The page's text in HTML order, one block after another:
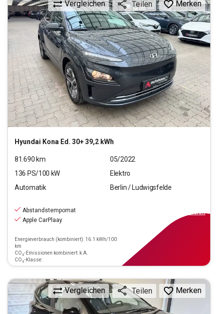
Hyundai Kona Ed. 30+ 39,2 kWh
Vergleichen Teilen Merken
81.690 km
05/2022
136 PS/100 kW
Elektro
Automatik
Berlin / Ludwigsfelde
Abstandstempomat
Apple CarPlaay
Energieverbrauch (kombiniert): 16.1 kWh/100
km
CO₂-Emissionen kombiniert: k.A.
CO₂-Klasse:
finanzieren
Vergleichen Teilen Merken